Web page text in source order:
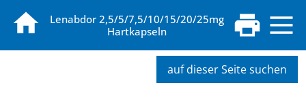
Lenabdor 2,5/5/7,5/10/15/20/25mg
Hartkapseln
auf dieser Seite suchen